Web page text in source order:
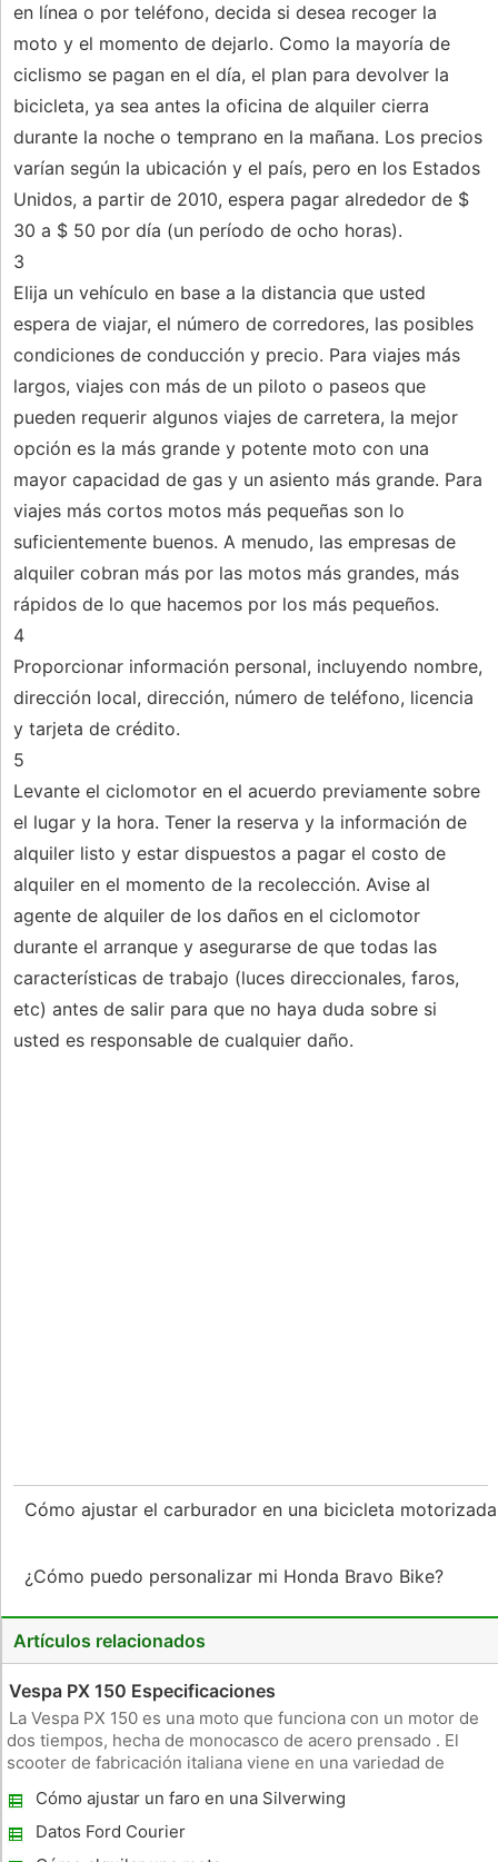
en línea o por teléfono, decida si desea recoger la
moto y el momento de dejarlo. Como la mayoría de
ciclismo se pagan en el día, el plan para devolver la
bicicleta, ya sea antes la oficina de alquiler cierra
durante la noche o temprano en la mañana. Los precios
varían según la ubicación y el país, pero en los Estados
Unidos, a partir de 2010, espera pagar alrededor de $
30 a $ 50 por día (un período de ocho horas).
3
Elija un vehículo en base a la distancia que usted
espera de viajar, el número de corredores, las posibles
condiciones de conducción y precio. Para viajes más
largos, viajes con más de un piloto o paseos que
pueden requerir algunos viajes de carretera, la mejor
opción es la más grande y potente moto con una
mayor capacidad de gas y un asiento más grande. Para
viajes más cortos motos más pequeñas son lo
suficientemente buenos. A menudo, las empresas de
alquiler cobran más por las motos más grandes, más
rápidos de lo que hacemos por los más pequeños.
4
Proporcionar información personal, incluyendo nombre,
dirección local, dirección, número de teléfono, licencia
y tarjeta de crédito.
5
Levante el ciclomotor en el acuerdo previamente sobre
el lugar y la hora. Tener la reserva y la información de
alquiler listo y estar dispuestos a pagar el costo de
alquiler en el momento de la recolección. Avise al
agente de alquiler de los daños en el ciclomotor
durante el arranque y asegurarse de que todas las
características de trabajo (luces direccionales, faros,
etc) antes de salir para que no haya duda sobre si
usted es responsable de cualquier daño.
Cómo ajustar el carburador en una bicicleta
¿Cómo puedo personalizar mi Honda Bravo Bike?
Artículos relacionados
Vespa PX 150 Especificaciones
La Vespa PX 150 es una moto que funciona con un motor de
dos tiempos, hecha de monocasco de acero prensado . El
scooter de fabricación italiana viene en una variedad de
un solo cilindro y el motor de dos tiempos. Su transmisión
tiene una c
Cómo ajustar un faro en una Silverwing
Datos Ford Courier